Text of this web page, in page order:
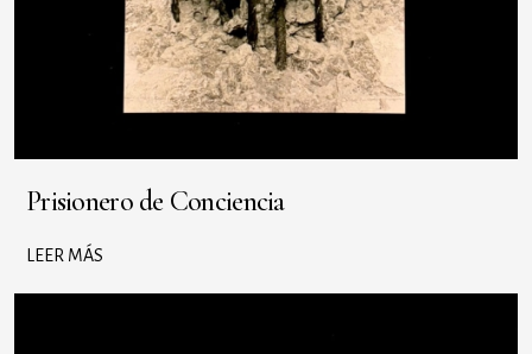
Prisionero de Conciencia
LEER MÁS